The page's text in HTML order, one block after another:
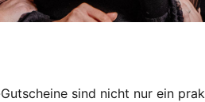
sind nicht nur ein